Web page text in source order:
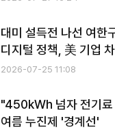
대미 설득전 나선 여한
디지털 정책, 美 기업
2026-07-25 11:08
"450kWh 넘자 전기
여름 누진제 '경계선'